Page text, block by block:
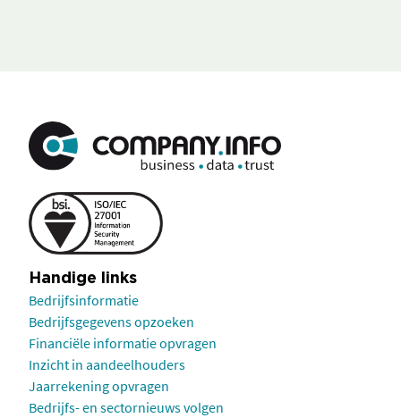
Handige links
Bedrijfsinformatie
Bedrijfsgegevens opzoeken
Financiële informatie opvragen
Inzicht in aandeelhouders
Jaarrekening opvragen
Bedrijfs- en sectornieuws volgen